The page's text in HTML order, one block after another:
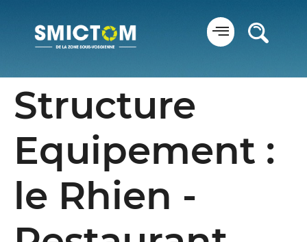
Structure
Equipement :
le Rhien -